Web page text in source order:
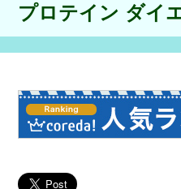
プロテイン ダイ